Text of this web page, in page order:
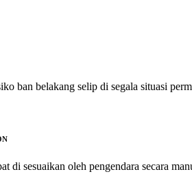
ban belakang selip di segala situasi
di sesuaikan oleh pengendara secara